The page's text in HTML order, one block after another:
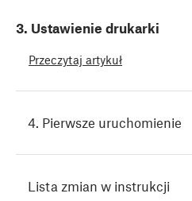
3. Ustawienie drukarki
Przeczytaj artykuł
4. Pierwsze uruchomienie
Lista zmian w instrukcji